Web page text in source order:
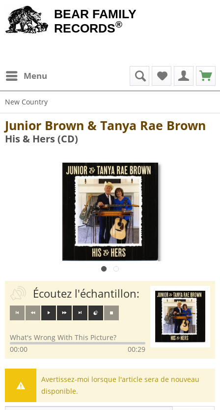
BEAR FAMILY
RECORDS®
Menu
New Country
Junior Brown & Tanya Rae Brown
His & Hers (CD)
Écoutez l'échantillon:
What's Wrong With This Picture?
00:00
00:29
Avertissez-moi lorsque l'article sera de nouveau
disponible.